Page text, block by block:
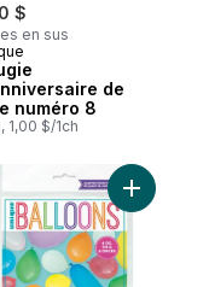
$
en sus
de
numéro 8
1,00 $/1ch
de luxe
Ajouter